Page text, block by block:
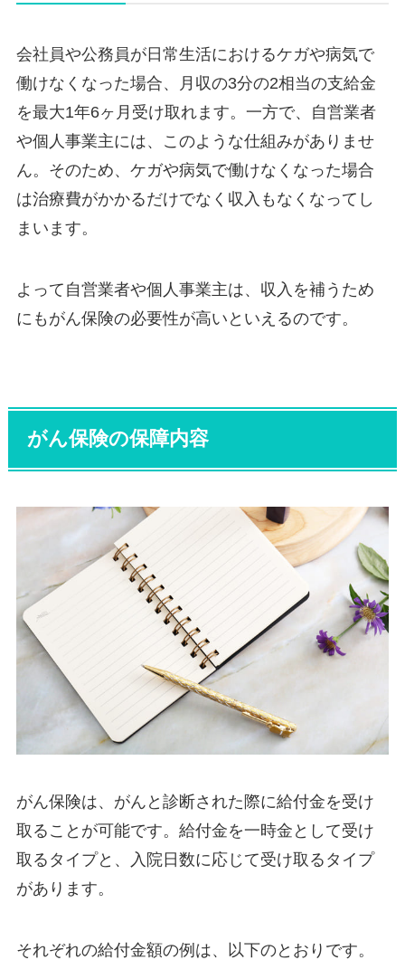
会社員や公務員が日常生活におけるケガや病気で
働けなくなった場合、月収の3分の2相当の支給金
を最大1年6ヶ月受け取れます。一方で、自営業者
や個人事業主には、このような仕組みがありませ
ん。そのため、ケガや病気で働けなくなった場合
は治療費がかかるだけでなく収入もなくなってし
まいます。
よって自営業者や個人事業主は、収入を補うため
にもがん保険の必要性が高いといえるのです。
がん保険の保障内容
がん保険は、がんと診断された際に給付金を受け
取ることが可能です。給付金を一時金として受け
取るタイプと、入院日数に応じて受け取るタイプ
があります。
それぞれの給付金額の例は、以下のとおりです。